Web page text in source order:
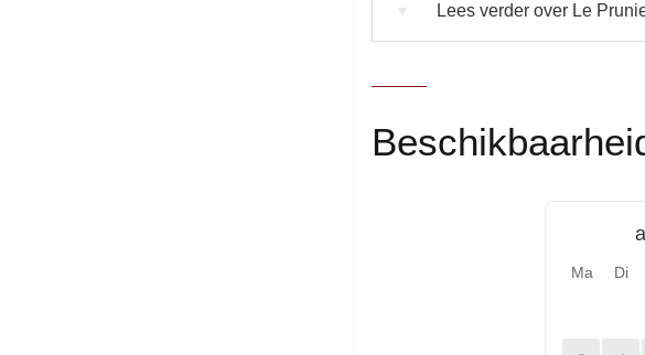
Lees verder over Le
Ma Di